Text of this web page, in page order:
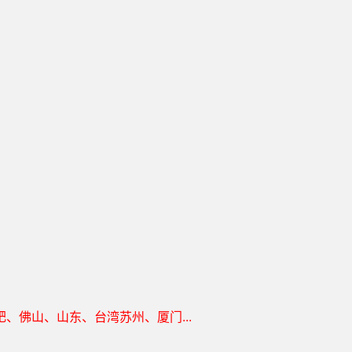
佛山、山东、台湾苏州、厦门...